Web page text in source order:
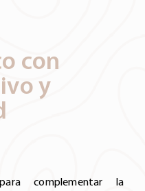
con
y
complementar la